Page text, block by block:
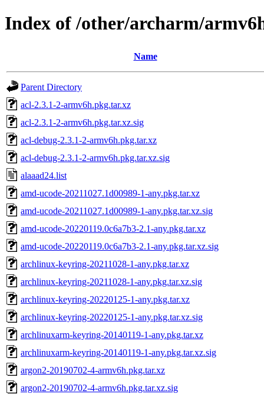
Index of /other/archarm/
Name
Parent Directory
acl-2.3.1-2-armv6h.pkg.tar.xz
acl-2.3.1-2-armv6h.pkg.tar.xz.sig
acl-debug-2.3.1-2-armv6h.pkg.tar.xz
acl-debug-2.3.1-2-armv6h.pkg.tar.xz.sig
alaaad24.list
amd-ucode-20211027.1d00989-1-any.pkg.tar.xz
amd-ucode-20211027.1d00989-1-any.pkg.tar.xz.sig
amd-ucode-20220119.0c6a7b3-2.1-any.pkg.tar.xz
amd-ucode-20220119.0c6a7b3-2.1-any.pkg.tar.xz.sig
archlinux-keyring-20211028-1-any.pkg.tar.xz
archlinux-keyring-20211028-1-any.pkg.tar.xz.sig
archlinux-keyring-20220125-1-any.pkg.tar.xz
archlinux-keyring-20220125-1-any.pkg.tar.xz.sig
archlinuxarm-keyring-20140119-1-any.pkg.tar.xz
archlinuxarm-keyring-20140119-1-any.pkg.tar.xz.sig
argon2-20190702-4-armv6h.pkg.tar.xz
argon2-20190702-4-armv6h.pkg.tar.xz.sig